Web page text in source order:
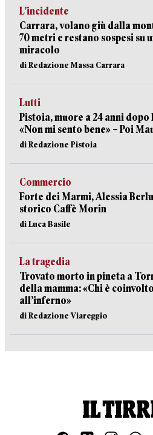
L’incidente
Carrara, volano giù dalla
70 metri e restano sospesi su
miracolo
di Redazione Massa Carrara
Lutti
Pistoia, muore a 24 anni dopo
«Non mi sento bene» – Poi
di Redazione Pistoia
Commercio
Forte dei Marmi, Alessia
storico Caffè Morin
di Luca Basile
La tragedia
Trovato morto in pineta a
della mamma: «Chi è
all’inferno»
di Redazione Viareggio